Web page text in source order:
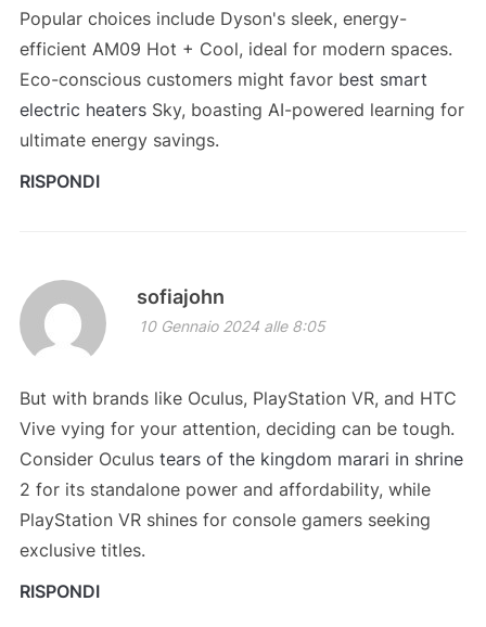
Popular choices include Dyson's sleek, energy-
efficient AM09 Hot + Cool, ideal for modern spaces.
Eco-conscious customers might favor best smart
electric heatersSky, boasting AI-powered learning for
ultimate energy savings.
RISPONDI
sofiajohn
10 Gennaio 2024 alle 8:05
But with brands like Oculus, PlayStation VR, and HTC
Vive vying for your attention, deciding can be tough.
Consider Oculus tears of the kingdom marari in shrine
2 for its standalone power and affordability, while
PlayStation VR shines for console gamers seeking
exclusive titles.
RISPONDI